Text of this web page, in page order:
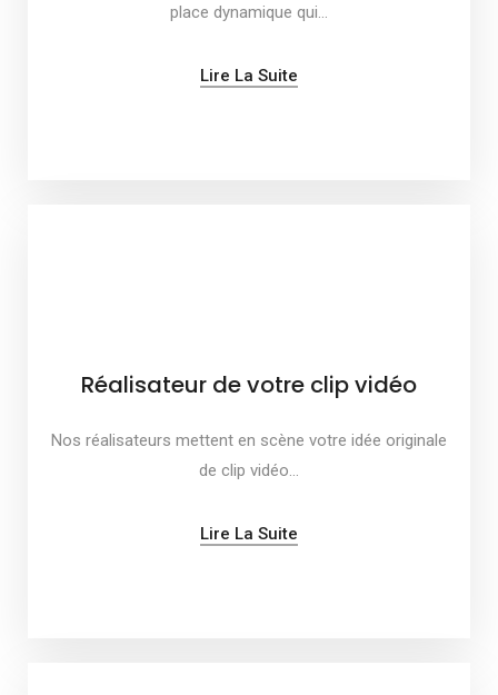
place dynamique qui…
Lire La Suite
Réalisateur de votre clip vidéo
Nos réalisateurs mettent en scène votre idée originale
de clip vidéo…
Lire La Suite